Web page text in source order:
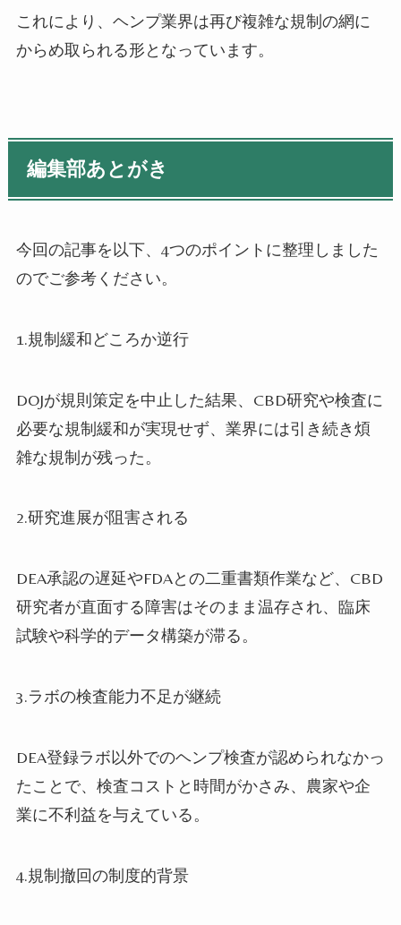
これにより、ヘンプ業界は再び複雑な規制の網に
からめ取られる形となっています。
編集部あとがき
今回の記事を以下、4つのポイントに整理しました
のでご参考ください。
1.規制緩和どころか逆行
DOJが規則策定を中止した結果、CBD研究や検査に
必要な規制緩和が実現せず、業界には引き続き煩
雑な規制が残った。
2.研究進展が阻害される
DEA承認の遅延やFDAとの二重書類作業など、CBD
研究者が直面する障害はそのまま温存され、臨床
試験や科学的データ構築が滞る。
3.ラボの検査能力不足が継続
DEA登録ラボ以外でのヘンプ検査が認められなかっ
たことで、検査コストと時間がかさみ、農家や企
業に不利益を与えている。
4.規制撤回の制度的背景